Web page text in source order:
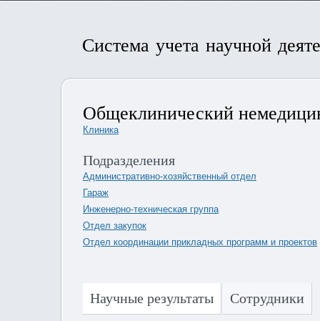
Система учета научной
Общеклинический
Клиника
Подразделения
Административно-хозяйственный отдел
Гараж
Инженерно-техническая группа
Отдел закупок
Отдел координации прикладных программ и проектов
Научные результаты Сотрудники